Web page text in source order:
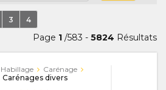
3 4
Page 1 /583 - 5824 Résultats
Habillage
Carénage
Carénages divers